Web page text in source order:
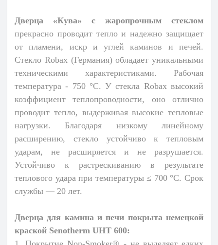
Дверца «Кува» с жаропрочным стеклом
прекрасно проводит тепло и надежно защищает
от пламени, искр и углей каминов и печей.
Стекло Robax (Германия) обладает уникальными
техническими характеристиками. Рабочая
температура - 750 °С. У стекла Robax высокий
коэффициент теплопроводности, оно отлично
проводит тепло, выдерживая высокие тепловые
нагрузки. Благодаря низкому линейному
расширению, стекло устойчиво к тепловым
ударам, не расширяется и не разрушается.
Устойчиво к растрескиванию в результате
теплового удара при температуры ≤ 700 °С. Срок
службы — 20 лет.
Дверца для камина и печи покрыта немецкой
краской Senotherm UHT 600: